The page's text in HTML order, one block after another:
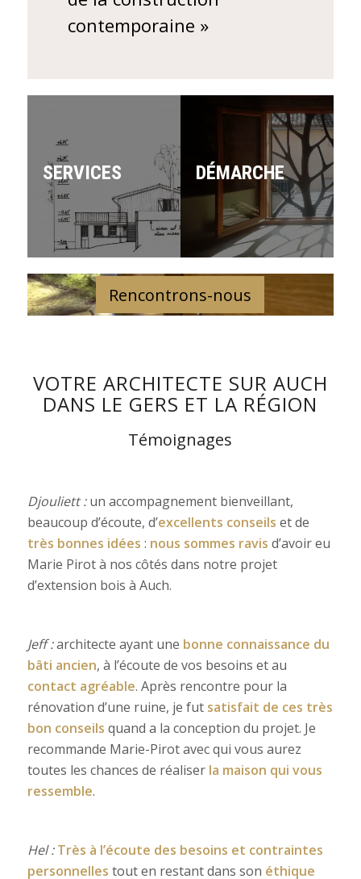
contemporaine »
SERVICES DÉMARCHE
Rencontrons-nous
VOTRE ARCHITECTE SUR AUCH
DANS LE GERS ET LA RÉGION
Témoignages
Djouliett :un accompagnement bienveillant,
beaucoup d’écoute, d’excellents conseils et de
très bonnes idées : nous sommes ravis d’avoir eu
Marie Pirot à nos côtés dans notre projet
d’extension bois à Auch.
Jeff :architecte ayant une bonne connaissance du
bâti ancien, à l’écoute de vos besoins et au
contact agréable. Après rencontre pour la
rénovation d’une ruine, je fut satisfait de ces très
bon conseils quand a la conception du projet. Je
recommande Marie-Pirot avec qui vous aurez
toutes les chances de réaliserla maison qui vous
ressemble.
Hel : Très à l’écoute des besoins et contraintes
personnelles tout en restant dans son éthique